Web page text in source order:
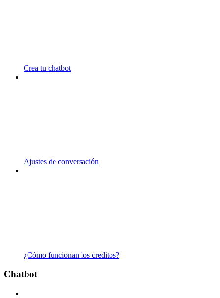
Crea tu chatbot
Ajustes de conversación
¿Cómo funcionan los creditos?
Chatbot